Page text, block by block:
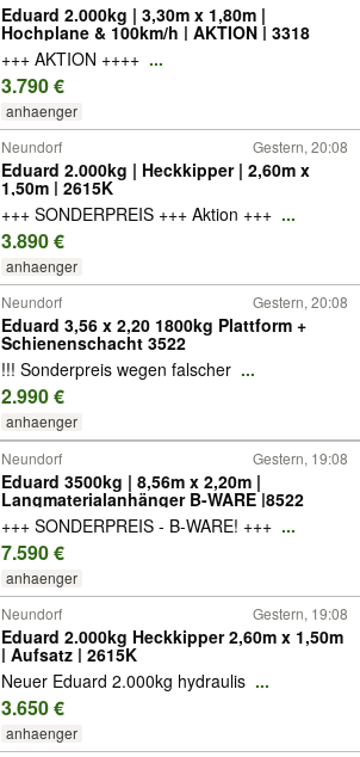
Eduard 2.000kg | 3,30m x 1,80m |
Hochplane & 100km/h | AKTION | 3318
+++ AKTION ++++ ...
3.790 €
anhaenger
Neundorf Gestern, 20:08
Eduard 2.000kg | Heckkipper | 2,60m x
1,50m | 2615K
+++ SONDERPREIS +++ Aktion +++ ...
3.890 €
anhaenger
Neundorf Gestern, 20:08
Eduard 3,56 x 2,20 1800kg Plattform +
Schienenschacht 3522
!!! Sonderpreis wegen falscher ...
2.990 €
anhaenger
Neundorf Gestern, 19:08
Eduard 3500kg | 8,56m x 2,20m |
Langmaterialanhänger B-WARE |8522
+++ SONDERPREIS - B-WARE! +++ ...
7.590 €
anhaenger
Neundorf Gestern, 19:08
Eduard 2.000kg Heckkipper 2,60m x 1,50m
| Aufsatz | 2615K
Neuer Eduard 2.000kg hydraulis ...
3.650 €
anhaenger